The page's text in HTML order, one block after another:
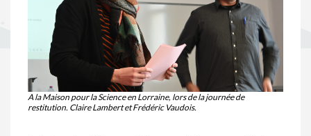
A la Maison pour la Science en Lorraine, lors de la journée de
restitution. Claire Lambert et Frédéric Vaudois.